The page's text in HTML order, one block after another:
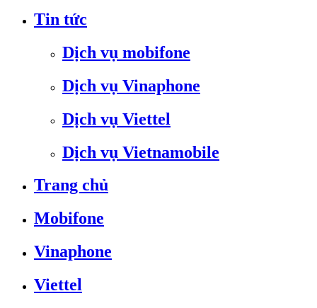
Tin tức
Dịch vụ mobifone
Dịch vụ Vinaphone
Dịch vụ Viettel
Dịch vụ Vietnamobile
Trang chủ
Mobifone
Vinaphone
Viettel